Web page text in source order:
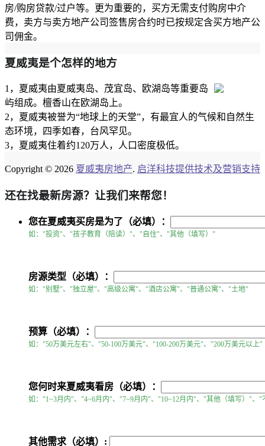
房/购房贷款/过户等。更为重要的，买方无需支付购房中介
费，卖方与卖方地产公司签售房合约时已按规定含买方地产公
司佣金。
夏威夷是个怎样的地方
1，夏威夷由夏威夷岛、茂宜岛、欧湖岛等重要岛
屿组成。檀香山在欧湖岛上。
2，夏威夷被誉为“地球上的天堂”，有最宜人的气候和自然生
态环境，四季如春，台风罕见。
3，夏威夷住着约120万人，人口密度极低。
Copyright © 2026 夏威夷房地产. 启洋科技提供技术及营销支持
还在找最新房源？让我们来帮您！
您在夏威夷买房是为了（必填）：
如："投资"、"孩子教育（陪读）"、"自住"、"其他（填写）"
房源类型（必填）：
如："别墅"、"独立屋"、"高级公寓"、"酒店公寓"、"普通公寓"、"土地"
预算（必填）：
如："50万美元左右"、"50-100万美元"、"100-200万美元"、"200万美元以上"
您何时来夏威夷看房（必填）：
如："1~3月内"、"4~6月内"、"7~9月内"、"10~12月内"、"其他（填写）"、"
其他需求（必填）: